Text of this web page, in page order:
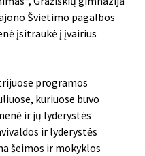
Švietimo pagalbos
įsitraukė į įvairius
programos
kuriuose buvo
ir jų lyderystės
ir lyderystės
šeimos ir mokyklos